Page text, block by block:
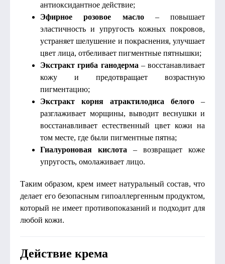
антиоксидантное действие;
Эфирное розовое масло– повышает
эластичность и упругость кожных покровов,
устраняет шелушение и покраснения, улучшает
цвет лица, отбеливает пигментные пятнышки;
Экстракт гриба ганодерма – восстанавливает
кожу и предотвращает возрастную
пигментацию;
Экстракт корня атрактилодиса белого –
разглаживает морщины, выводит веснушки и
восстанавливает естественный цвет кожи на
том месте, где были пигментные пятна;
Гиалуроновая кислота – возвращает коже
упругость, омолаживает лицо.
Таким образом, крем имеет натуральный состав, что
делает его безопасным гипоаллергенным продуктом,
который не имеет противопоказаний и подходит для
любой кожи.
Действие крема